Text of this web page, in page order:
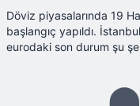
Döviz piyasalarında 19
başlangıç yapıldı.
eurodaki son durum şu